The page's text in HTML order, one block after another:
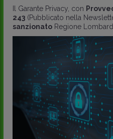
Il Garante Privacy, con
243 (Pubblicato nella
sanzionato Regione